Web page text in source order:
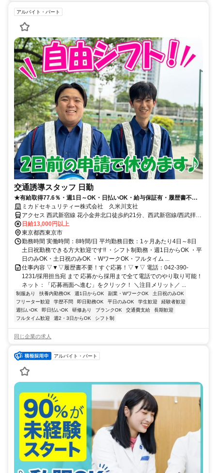
アルバイト・パート
交通誘導スタッフ 日勤
★有給取得77.6％・週1日～OK・日払いOK・給与保証有・履歴書不要
★ ミカドセキュリティー株式会社 久米川支社
アクセス 西武新宿線 花小金井北口徒歩約21分、西武新宿線/西武拝島
線 田無北口徒歩約22分、西武新宿線 西武柳沢北口徒歩約34分
日給13,000円以上
東京都西東京市
勤務時間 実働時間：8時間/日 平均勤務日数：1ヶ月あたり4日～8日
土日祝勤務できる方大歓迎です!! ・シフト制勤務・週1日からOK ・平
日のみOK・土日祝のみOK ・WワークOK・フルタイム ...
仕事内容 ▽▼▽履歴書不要！すぐ応募！▽▼▽ 電話：042-390-
1231/採用担当宛 まで 応募から採用まで全て電話でのやり取り可能！
ネット：「応募画面へ進む」をクリック！ ＼注目メリット／ ...
制服あり 扶養内勤務OK 週1日からOK 副業・WワークOK
土日祝のみOK
フリーター歓迎
学歴不問 即日勤務OK 平日のみOK 学生歓迎
経験者歓迎
週払いOK
即日払いOK 研修あり ブランクOK 交通費支給
長期歓迎
フルタイム歓迎
週2・3日からOK シフト制
同じ企業の求人
アルバイト・パート